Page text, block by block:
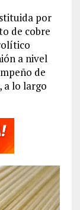
por
de cobre
a nivel
de
a lo largo